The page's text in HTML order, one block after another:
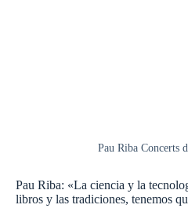
Pau Riba Concerts
Pau Riba: «La ciencia y la
libros y las tradiciones, tenemos